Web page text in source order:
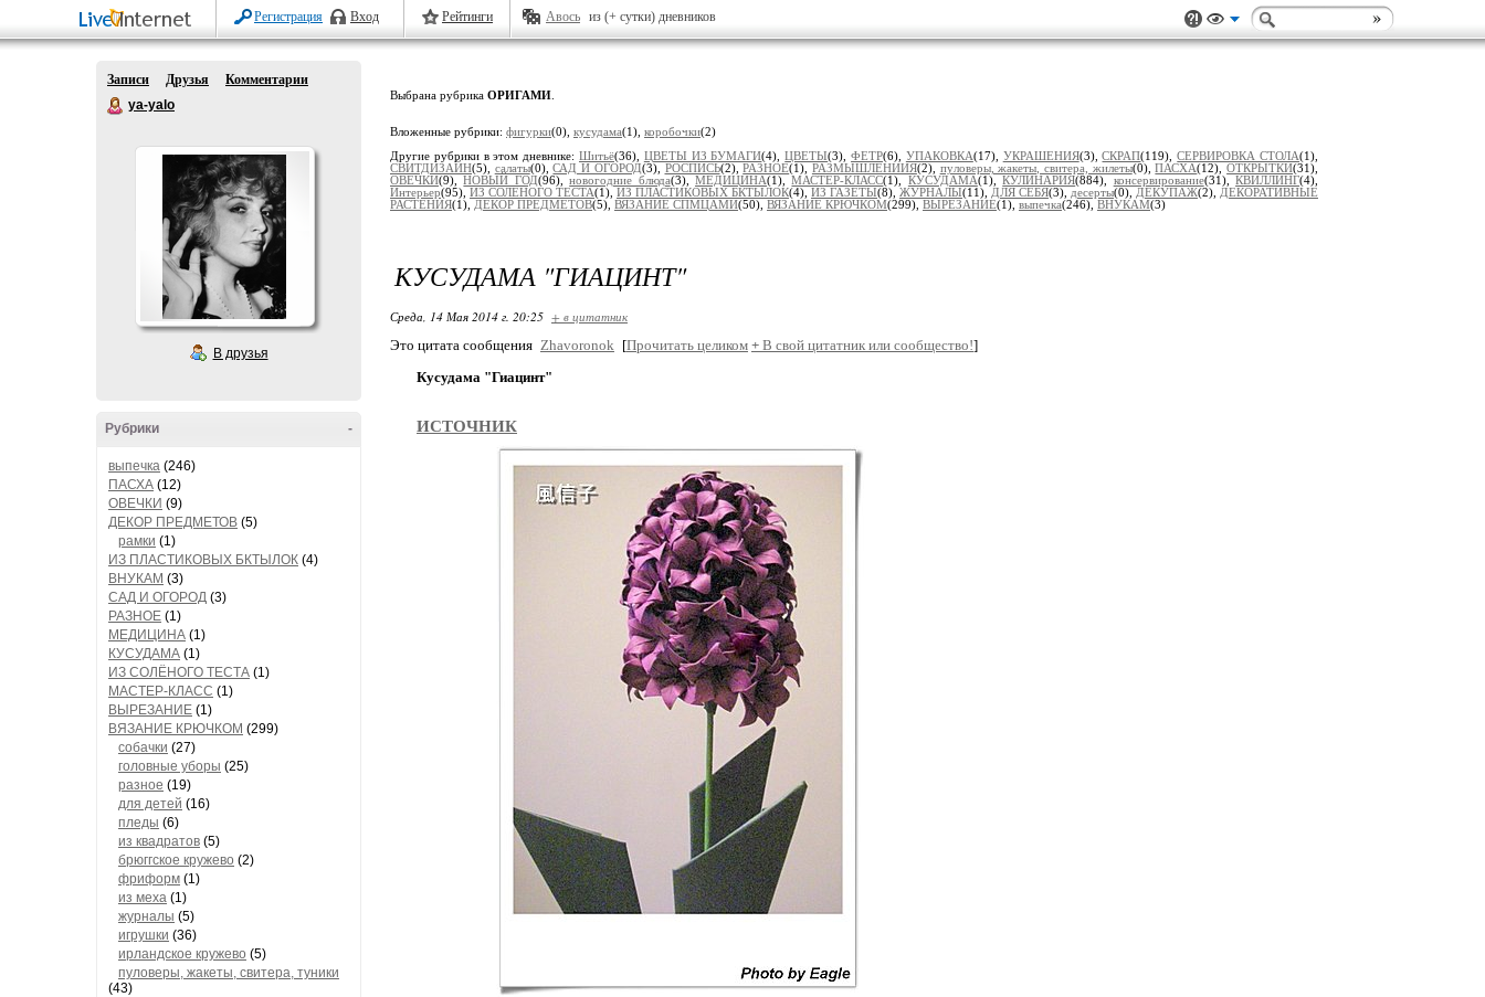
Регистрация Вход Рейтинги Авось из (+ сутки) дневников
Записи Друзья
Комментарии
ya-yalo
В друзья
-
Рубрики
выпечка (246)
ПАСХА (12)
ОВЕЧКИ (9)
ДЕКОР ПРЕДМЕТОВ (5)
рамки (1)
ИЗ ПЛАСТИКОВЫХ БКТЫЛОК (4)
ВНУКАМ (3)
САД И ОГОРОД (3)
РАЗНОЕ (1)
МЕДИЦИНА (1)
КУСУДАМА (1)
ИЗ СОЛЁНОГО ТЕСТА (1)
МАСТЕР-КЛАСС (1)
ВЫРЕЗАНИЕ (1)
ВЯЗАНИЕ КРЮЧКОМ (299)
собачки (27)
головные уборы (25)
разное (19)
для детей (16)
пледы (6)
из квадратов (5)
брюггское кружево (2)
фриформ (1)
из меха (1)
журналы (5)
игрушки (36)
ирландское кружево (5)
пуловеры, жакеты, свитера, туники
(43)
Выбрана рубрика ОРИГАМИ
Вложенные рубрики: фигурки(0), кусудама(1), коробочки(2)
Другие рубрики в этом дневнике: Шитьё(36), ЦВЕТЫ ИЗ БУМАГИ(4),ЦВЕТЫ(3),ФЕТР(6), УПАКОВКА(17), УКРАШЕНИЯ(3),СКРАП(119),СЕРВИРОВКА СТОЛА(1),
СВИТДИЗАЙН(5), салаты(0),САД И ОГОРОД(3), РОСПИСЬ(2),РАЗНОЕ(1), РАЗМЫШЛЕНИИЯ(2), пуловеры, жакеты, свитера, жилеты(0),ПАСХА(12),ОТКРЫТКИ(31),
ОВЕЧКИ(9),НОВЫЙ ГОД(96),новогодние блюда(3),МЕДИЦИНА(1),МАСТЕР-КЛАСС(1), КУСУДАМА(1),КУЛИНАРИЯ(884), консервирование(31),КВИЛЛИНГ(4),
Интерьер(95), ИЗ СОЛЁНОГО ТЕСТА(1), ИЗ ПЛАСТИКОВЫХ БКТЫЛОК(4), ИЗ ГАЗЕТЫ(8), ЖУРНАЛЫ(11), ДЛЯ СЕБЯ(3), десерты(0), ДЕКУПАЖ(2), ДЕКОРАТИВНЫЕ
РАСТЕНИЯ(1), ДЕКОР ПРЕДМЕТОВ(5), ВЯЗАНИЕ СПМЦАМИ(50), ВЯЗАНИЕ КРЮЧКОМ(299), ВЫРЕЗАНИЕ(1), выпечка(246), ВНУКАМ(3)
КУСУДАМА "ГИАЦИНТ"
Среда, 14 Мая 2014 г. 20:25 + в цитатник
Это цитата сообщения Zhavoronok [Прочитать целиком + В свой цитатник или сообщество!]
Кусудама "Гиацинт"
ИСТОЧНИК